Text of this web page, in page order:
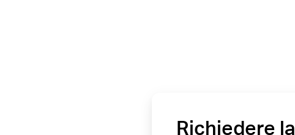
Richiedere